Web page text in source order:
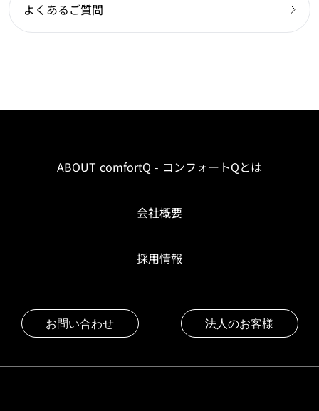
よくあるご質問
ABOUT comfortQ - コンフォートQとは
会社概要
採用情報
お問い合わせ 法人のお客様